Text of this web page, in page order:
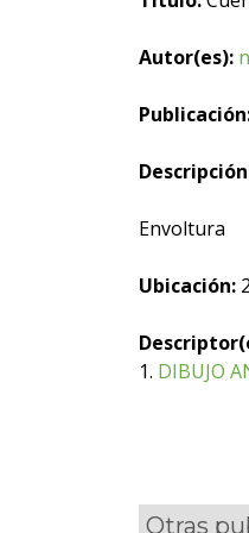
Autor(es):
Envoltura
Ubicación:
1. DIBUJO
Otras